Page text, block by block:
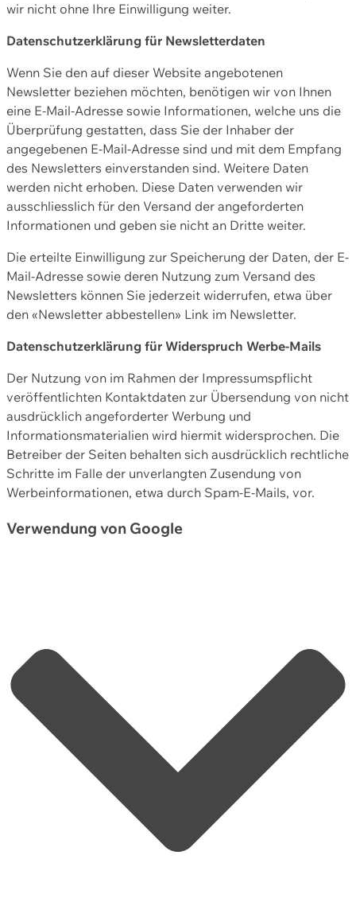
wir nicht ohne Ihre Einwilligung weiter.
Datenschutzerklärung für Newsletterdaten
Wenn Sie den auf dieser Website angebotenen
Newsletter beziehen möchten, benötigen wir von Ihnen
eine E-Mail-Adresse sowie Informationen, welche uns die
Überprüfung gestatten, dass Sie der Inhaber der
angegebenen E-Mail-Adresse sind und mit dem Empfang
des Newsletters einverstanden sind. Weitere Daten
werden nicht erhoben. Diese Daten verwenden wir
ausschliesslich für den Versand der angeforderten
Informationen und geben sie nicht an Dritte weiter.
Die erteilte Einwilligung zur Speicherung der Daten, der E-
Mail-Adresse sowie deren Nutzung zum Versand des
Newsletters können Sie jederzeit widerrufen, etwa über
den «Newsletter abbestellen» Link im Newsletter.
Datenschutzerklärung für Widerspruch Werbe-Mails
Der Nutzung von im Rahmen der Impressumspflicht
veröffentlichten Kontaktdaten zur Übersendung von nicht
ausdrücklich angeforderter Werbung und
Informationsmaterialien wird hiermit widersprochen. Die
Betreiber der Seiten behalten sich ausdrücklich rechtliche
Schritte im Falle der unverlangten Zusendung von
Werbeinformationen, etwa durch Spam-E-Mails, vor.
Verwendung von Google